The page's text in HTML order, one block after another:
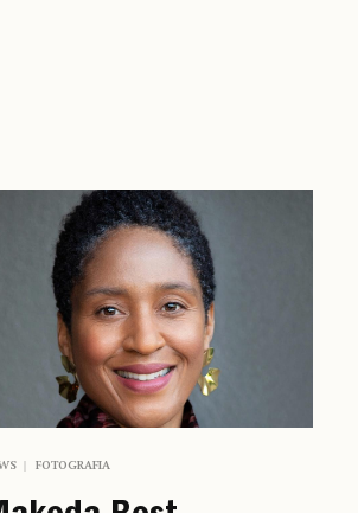
FOTOGRAFIA